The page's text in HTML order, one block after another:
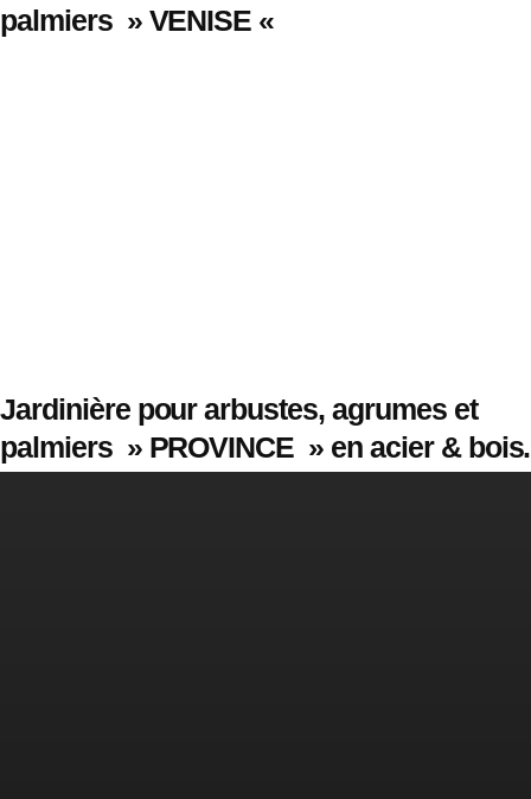
palmiers » VENISE «
Jardinière pour arbustes, agrumes et
palmiers » PROVINCE » en acier & bois.